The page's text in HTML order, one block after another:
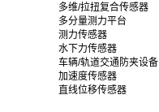
多维/拉扭复合传感器
多分量测力平台
测力传感器
水下力传感器
车辆/轨道交通防夹设备
加速度传感器
直线位移传感器